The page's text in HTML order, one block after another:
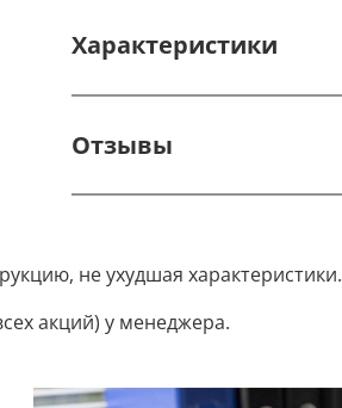
Характеристики
Отзывы
не ухудшая характеристики.
акций) у менеджера.